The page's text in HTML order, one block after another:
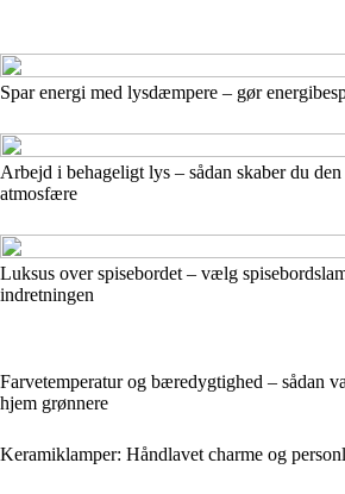
Spar energi med lysdæmpere – gør
Arbejd i behageligt lys – sådan skaber du
atmosfære
Luksus over spisebordet – vælg
indretningen
Farvetemperatur og bæredygtighed – sådan
hjem grønnere
Keramiklamper: Håndlavet charme og